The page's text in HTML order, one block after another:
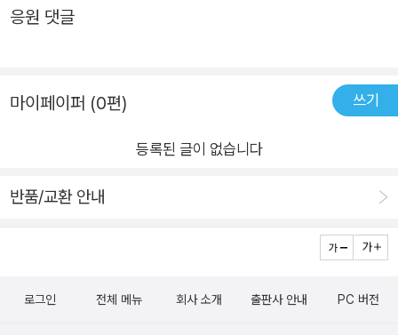
치 좋은 국어 선생님이 옆에서 차근차근 설명해주는 것 같은 책이
사람을 이해하고, 스스로의 감정을 돌아보는 경험을 조금씩 쌓아
가고 있어요.​부모로서도 우리 문학에 대한 기억을 다시 꺼내보고,
아이와 함께 새로운 시선으로 바라보는 소중한 시간이었습니다.​
좋을 책이에요.‘우리’라는 말이 주는 따뜻한 울림처럼, ‘우리 문
지금 문학이 낯선 아이에게 꼭 한 번 건네주고 싶은 책입니다.​#1
입문서 #청소년문학추천 #문학읽기 #고전문학 #우리문학읽기
어요. 작가님의 글을 읽다보니 그때의 강연이 떠오르네요. 차례를
있습니다. '국어 교과서에 나오는 문학 작품은 왜 재미가 없나요?'
주셨어요. 저는 처음 보는 시인데, 별똥별에 어떻게 저런 의미를
속 루틴을 벗어나기가 정말 쉽지 않습니다. 그런데 가끔 그런 글
을 볼 때가 있어요. 매일 하나씩 내가 해보지 않은 새로운 것을 해
보라고 말이죠. 우리가 살고 있는 동네에도 늘 가던 길만 가게 되
일이 있지 않은 이상은 그 동네에 몇 년을 살더라도 갈 일이 없을
요. 시와 소설은 물론, 수필과 평론등 문학을 사랑하지만, 때로 문
움이 될까하는 의심이 들거나 혹은 아이들과 함께 문학을 이야기
해보고 싶은 사람들에게 추천하고 싶어요~ 어렵지 않지만 깊이
있는 책이에요!! ‘아름다움이 우리를 구원하리라’는 믿음처럼 문
람, 조금 더 따뜻한 시선을 가진 사람으로 이끌어준다는 것을 믿
응원 댓글
마이페이퍼 (0편) 쓰기
등록된 글이 없습니다
반품/교환 안내
로그인 전체 메뉴 회사 소개 출판사 안내 PC 버전